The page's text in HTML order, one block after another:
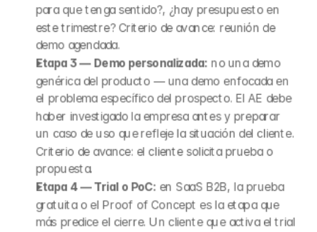
para que tenga sentido?, ¿hay presupuesto en
este trimestre? Criterio de avance: reunión de
demo agendada.
Etapa 3 — Demo personalizada: no una demo
genérica del producto — una demo enfocada en
el problema específico del prospecto. El AE debe
haber investigado la empresa antes y preparar
un caso de uso que refleje la situación del cliente.
Criterio de avance: el cliente solicita prueba o
propuesta.
Etapa 4 — Trial o PoC: en SaaS B2B, la prueba
gratuita o el Proof of Concept es la etapa que
más predice el cierre. Un cliente que activa el trial